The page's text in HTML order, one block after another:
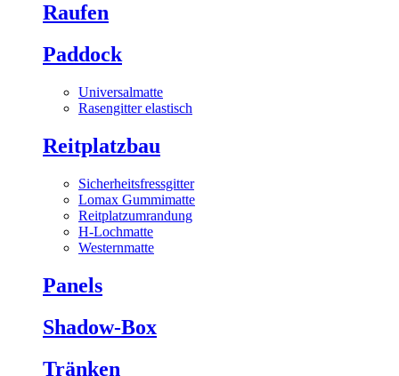
Raufen
Paddock
Universalmatte
Rasengitter elastisch
Reitplatzbau
Sicherheitsfressgitter
Lomax Gummimatte
Reitplatzumrandung
H-Lochmatte
Westernmatte
Panels
Shadow-Box
Tränken